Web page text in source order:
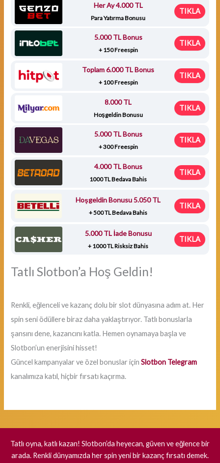
Her Ay 4.000 TL
Para Yatırma Bonusu
TIKLA
5.000 TL Bonus
+ 150 Freespin
TIKLA
Toplam 6.000 TL Bonus
+ 100 Freespin
TIKLA
8.000 TL
Hoşgeldin Bonusu
TIKLA
5.000 TL Bonus
+ 300 Freespin
TIKLA
4.000 TL Bonus
1000 TL Bedava Bahis
TIKLA
Hoşgeldin Bonusu 5.050 TL
+ 500 TL Bedava Bahis
TIKLA
5.000 TL İade Bonusu
+ 1000 TL Risksiz Bahis
TIKLA
Tatlı Slotbon’a Hoş Geldin!
Renkli, eğlenceli ve kazanç dolu bir slot dünyasına adım at. Her
spin seni ödüllere biraz daha yaklaştırıyor. Tatlı bonuslarla
şansını dene, kazancını katla. Hemen oynamaya başla ve
Slotbon’un enerjisini hisset!
Güncel kampanyalar ve özel bonuslar içinSlotbon Telegram
kanalımıza katıl, hiçbir fırsatı kaçırma.
Tatlı oyna, katlı kazan! Slotbon’da heyecan, güven ve eğlence bir
arada. Renkli dünyamızda her spin yeni bir kazanç fırsatı demek.